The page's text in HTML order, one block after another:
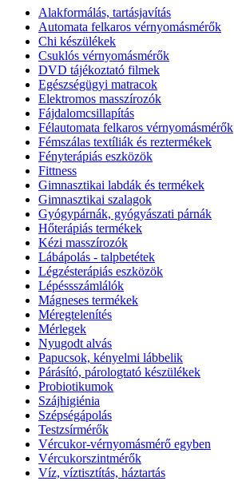
Alakformálás, tartásjavítás
Automata felkaros vérnyomásmérők
Chi készülékek
Csuklós vérnyomásmérők
DVD tájékoztató filmek
Egészségügyi matracok
Elektromos masszírozók
Fájdalomcsillapítás
Félautomata felkaros vérnyomásmérők
Fémszálas textíliák és reztermékek
Fényterápiás eszközök
Fittness
Gimnasztikai labdák és termékek
Gimnasztikai szalagok
Gyógypárnák, gyógyászati párnák
Hőterápiás termékek
Kézi masszírozók
Lábápolás - talpbetétek
Légzésterápiás eszközök
Lépéssszámlálók
Mágneses termékek
Méregtelenítés
Mérlegek
Nyugodt alvás
Papucsok, kényelmi lábbelik
Párásító, párologtató készülékek
Probiotikumok
Szájhigiénia
Szépségápolás
Testzsírmérők
Vércukor-vérnyomásmérő egyben
Vércukorszintmérők
Víz, víztisztítás, háztartás